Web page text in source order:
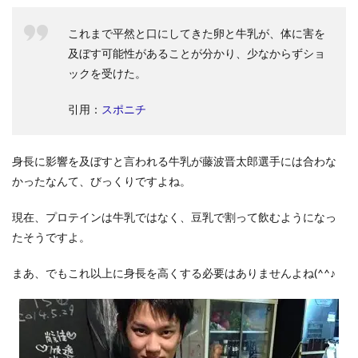
これまで平然と口にしてきた卵と牛乳が、体に害を
及ぼす可能性があることが分かり、少なからずショ
ックを受けた。
引用： スポニチ
身長に影響を及ぼすと言われる牛乳が藤波晋太郎選手には合わな
かったなんて、びっくりですよね。
現在、プロテインは牛乳ではなく、豆乳で割って飲むようになっ
たそうですよ。
まあ、でもこれ以上に身長を高くする必要はありませんよね(^^♪